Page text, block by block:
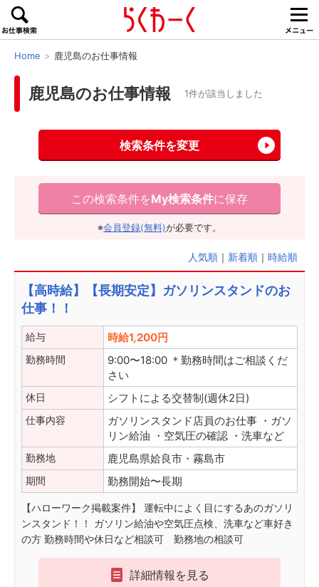
Home 鹿児島のお仕事情報
鹿児島のお仕事情報 1件が該当しました
検索条件を変更
この検索条件をMy検索条件に保存
※会員登録(無料)が必要です。
人気順 ｜ 新着順 ｜ 時給順
【高時給】【長期安定】ガソリンスタンドのお
仕事！！
給与 時給1,200円
勤務時間
9:00〜18:00 ＊勤務時間はご相談くだ
さい
休日 シフトによる交替制(週休2日)
仕事内容
ガソリンスタンド店員のお仕事 ・ガソ
リン給油 ・空気圧の確認 ・洗車など
勤務地 鹿児島県姶良市・霧島市
期間 勤務開始〜長期
【ハローワーク掲載案件】 運転中によく目にするあのガソリ
ンスタンド！！ ガソリン給油や空気圧点検、洗車など車好き
の方 勤務時間や休日など相談可 勤務地の相談可
詳細情報を見る